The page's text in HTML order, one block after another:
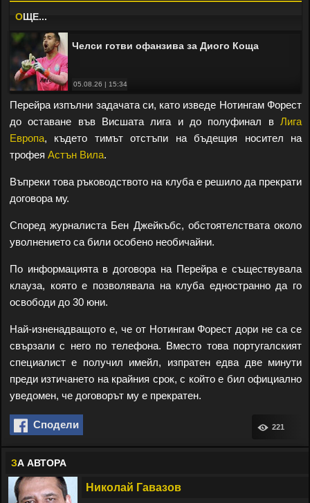
OЩЕ...
05.08.26 | 15:34
Челси готви офанзива за Диого Коща
Перейра изпълни задачата си, като изведе Нотингам Форест
до оставане във Висшата лига и до полуфинал в Лига
Европа, където тимът отстъпи на бъдещия носител на
трофея Астън Вила.
Въпреки това ръководството на клуба е решило да прекрати
договора му.
Според журналиста Бен Джейкъбс, обстоятелствата около
уволнението са били особено необичайни.
По информацията в договора на Перейра е съществувала
клауза, която е позволявала на клуба едностранно да го
освободи до 30 юни.
Най-изненадващото е, че от Нотингам Форест дори не са се
свързали с него по телефона. Вместо това португалският
специалист е получил имейл, изпратен едва две минути
преди изтичането на крайния срок, с който е бил официално
уведомен, че договорът му е прекратен.
Сподели 221
ЗА АВТОРА
Николай Гавазов